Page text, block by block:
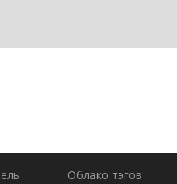
Облако тэгов